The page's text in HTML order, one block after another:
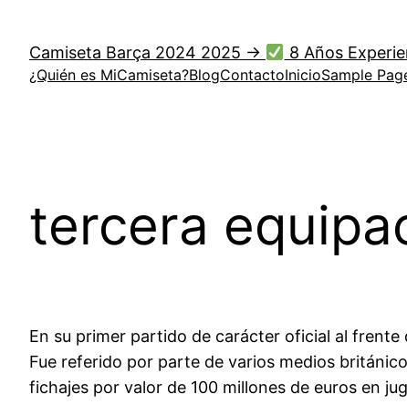
contenido
Camiseta Barça 2024 2025 → 8 Años
¿Quién es MiCamiseta?BlogContactoInicioSample
tercera
En su primer partido de carácter oficial al frente
Fue referido por parte de varios medios
fichajes por valor de 100 millones de euros en